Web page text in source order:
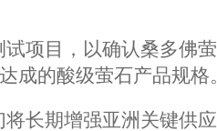
项目，以确认桑多佛
成的酸级萤石产品规格
长期增强亚洲关键供